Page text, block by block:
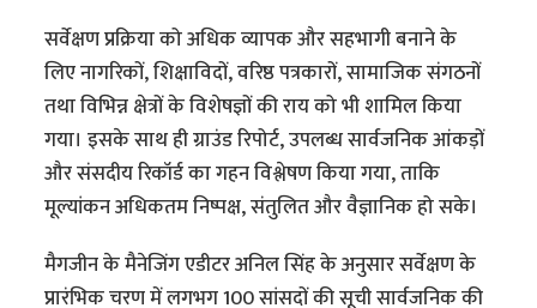
सर्वेक्षण प्रक्रिया को अधिक व्यापक और सहभागी बनाने के
लिए नागरिकों, शिक्षाविदों, वरिष्ठ पत्रकारों, सामाजिक संगठनों
तथा विभिन्न क्षेत्रों के विशेषज्ञों की राय को भी शामिल किया
गया। इसके साथ ही ग्राउंड रिपोर्ट, उपलब्ध सार्वजनिक आंकड़ों
और संसदीय रिकॉर्ड का गहन विश्लेषण किया गया, ताकि
मूल्यांकन अधिकतम निष्पक्ष, संतुलित और वैज्ञानिक हो सके।
मैगजीन के मैनेजिंग एडीटर अनिल सिंह के अनुसार सर्वेक्षण के
प्रारंभिक चरण में लगभग 100 सांसदों की सूची सार्वजनिक की